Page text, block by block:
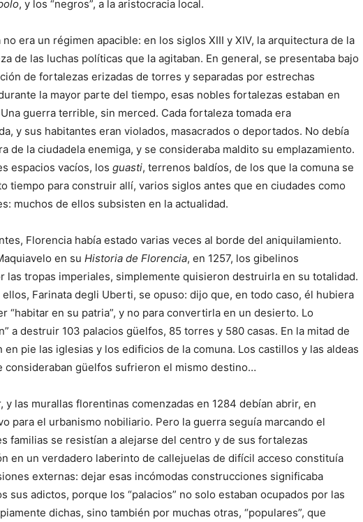
, y los “negros”, a la aristocracia local.
era un régimen apacible: en los siglos XIII y XIV, la arquitectura de la
de las luchas políticas que la agitaban. En general, se presentaba bajo
de fortalezas erizadas de torres y separadas por estrechas
la mayor parte del tiempo, esas nobles fortalezas estaban en
guerra terrible, sin merced. Cada fortaleza tomada era
y sus habitantes eran violados, masacrados o deportados. No debía
de la ciudadela enemiga, y se consideraba maldito su emplazamiento.
espacios vacíos, los guasti, terrenos baldíos, de los que la comuna se
tiempo para construir allí, varios siglos antes que en ciudades como
muchos de ellos subsisten en la actualidad.
Florencia había estado varias veces al borde del aniquilamiento.
en su Historia de Florencia, en 1257, los gibelinos
las tropas imperiales, simplemente quisieron destruirla en su totalidad.
Farinata degli Uberti, se opuso: dijo que, en todo caso, él hubiera
“habitar en su patria”, y no para convertirla en un desierto. Lo
a destruir 103 palacios güelfos, 85 torres y 580 casas. En la mitad de
pie las iglesias y los edificios de la comuna. Los castillos y las aldeas
consideraban güelfos sufrieron el mismo destino…
y las murallas florentinas comenzadas en 1284 debían abrir, en
para el urbanismo nobiliario. Pero la guerra seguía marcando el
familias se resistían a alejarse del centro y de sus fortalezas
en un verdadero laberinto de callejuelas de difícil acceso constituía
externas: dejar esas incómodas construcciones significaba
sus adictos, porque los “palacios” no solo estaban ocupados por las
dichas, sino también por muchas otras, “populares”, que